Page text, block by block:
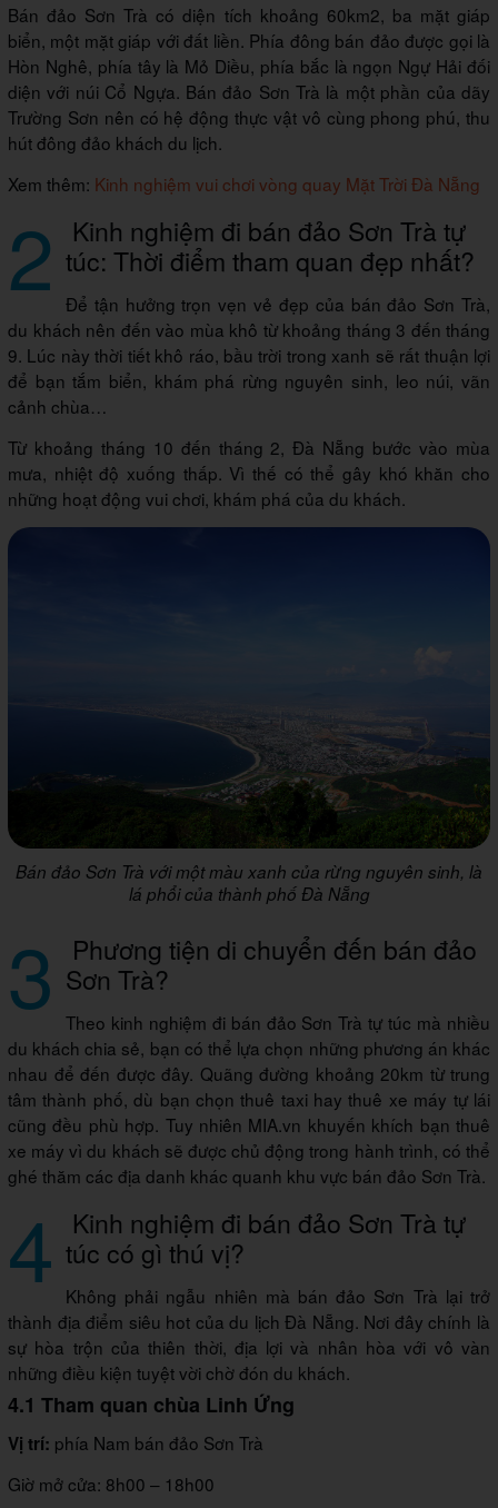
Bán đảo Sơn Trà có diện tích khoảng 60km2, ba mặt giáp
biển, một mặt giáp với đất liền. Phía đông bán đảo được gọi là
Hòn Nghê, phía tây là Mỏ Diều, phía bắc là ngọn Ngự Hải đối
diện với núi Cổ Ngựa. Bán đảo Sơn Trà là một phần của dãy
Trường Sơn nên có hệ động thực vật vô cùng phong phú, thu
hút đông đảo khách du lịch.
Xem thêm: Kinh nghiệm vui chơi vòng quay Mặt Trời Đà Nẵng
2 Kinh nghiệm đi bán đảo Sơn Trà tự
túc: Thời điểm tham quan đẹp nhất?
Để tận hưởng trọn vẹn vẻ đẹp của bán đảo Sơn Trà,
du khách nên đến vào mùa khô từ khoảng tháng 3 đến tháng
9. Lúc này thời tiết khô ráo, bầu trời trong xanh sẽ rất thuận lợi
để bạn tắm biển, khám phá rừng nguyên sinh, leo núi, vãn
cảnh chùa…
Từ khoảng tháng 10 đến tháng 2, Đà Nẵng bước vào mùa
mưa, nhiệt độ xuống thấp. Vì thế có thể gây khó khăn cho
những hoạt động vui chơi, khám phá của du khách.
Bán đảo Sơn Trà với một màu xanh của rừng nguyên sinh, là
lá phổi của thành phố Đà Nẵng
3 Phương tiện di chuyển đến bán đảo
Sơn Trà?
Theo kinh nghiệm đi bán đảo Sơn Trà tự túc mà nhiều
du khách chia sẻ, bạn có thể lựa chọn những phương án khác
nhau để đến được đây. Quãng đường khoảng 20km từ trung
tâm thành phố, dù bạn chọn thuê taxi hay thuê xe máy tự lái
cũng đều phù hợp. Tuy nhiên MIA.vn khuyến khích bạn thuê
xe máy vì du khách sẽ được chủ động trong hành trình, có thể
ghé thăm các địa danh khác quanh khu vực bán đảo Sơn Trà.
4 Kinh nghiệm đi bán đảo Sơn Trà tự
túc có gì thú vị?
Không phải ngẫu nhiên mà bán đảo Sơn Trà lại trở
thành địa điểm siêu hot của du lịch Đà Nẵng. Nơi đây chính là
sự hòa trộn của thiên thời, địa lợi và nhân hòa với vô vàn
những điều kiện tuyệt vời chờ đón du khách.
4.1 Tham quan chùa Linh Ứng
Vị trí: phía Nam bán đảo Sơn Trà
Giờ mở cửa: 8h00 – 18h00